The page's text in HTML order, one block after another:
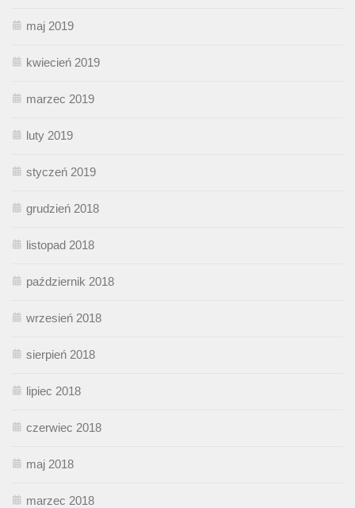
maj 2019
kwiecień 2019
marzec 2019
luty 2019
styczeń 2019
grudzień 2018
listopad 2018
październik 2018
wrzesień 2018
sierpień 2018
lipiec 2018
czerwiec 2018
maj 2018
marzec 2018